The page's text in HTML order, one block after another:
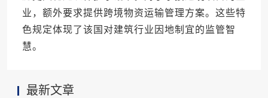
业，额外要求提供跨境物资运输管理方案。这些特
色规定体现了该国对建筑行业因地制宜的监管智
慧。
最新文章